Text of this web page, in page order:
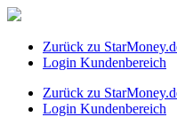
Zurück zu
Login Kundenbereich
Zurück zu
Login Kundenbereich